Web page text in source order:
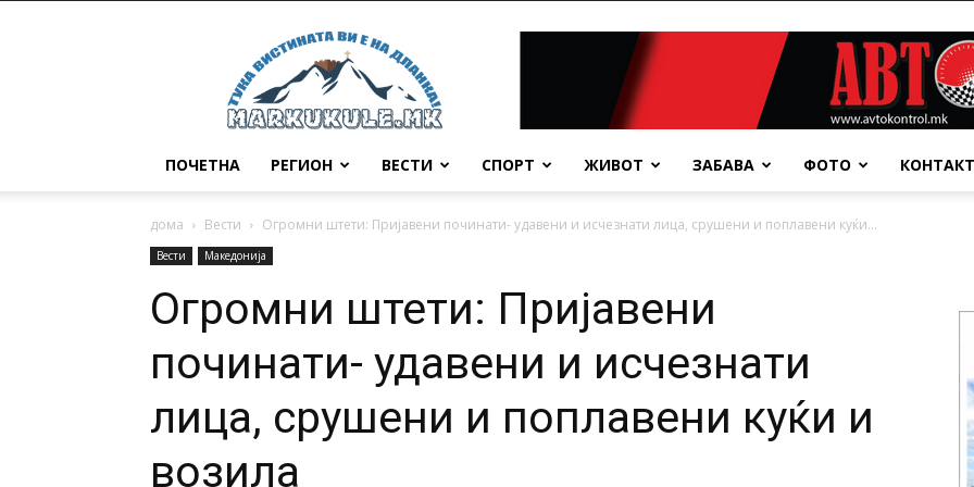
Маркукуле
ПОЧЕТНА РЕГИОН ВЕСТИ СПОРТ ЖИВОТ ЗАБАВА ФОТО КОНТАКТ
дома Вести Огромни штети: Пријавени починати- удавени и исчезнати лица, срушени и поплавени куќи...
Вести Македонија
Огромни штети: Пријавени
починати- удавени и исчезнати
лица, срушени и поплавени куќи и
возила